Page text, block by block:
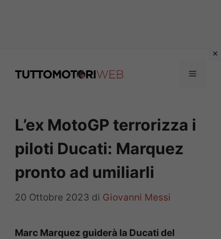
Menu
L’ex MotoGP terrorizza i
piloti Ducati: Marquez
pronto ad umiliarli
20 Ottobre 2023 di Giovanni Messi
Marc Marquez guiderà la Ducati del